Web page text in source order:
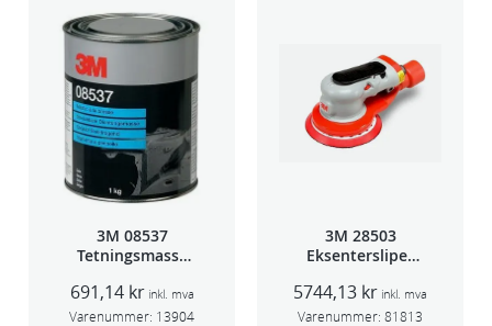
3M 08537
Tetningsmasse
691,14 kr inkl. mva
Varenummer: 13904
3M 28503
Eksentersliper
5mm slag
75mm
5744,13 kr inkl. mva
Varenummer: 81813